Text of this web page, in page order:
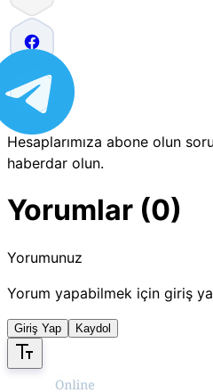
Hesaplarımıza abone olun
haberdar olun.
Yorumlar (0)
Yorumunuz
Yorum yapabilmek için giriş
Giriş Yap Kaydol